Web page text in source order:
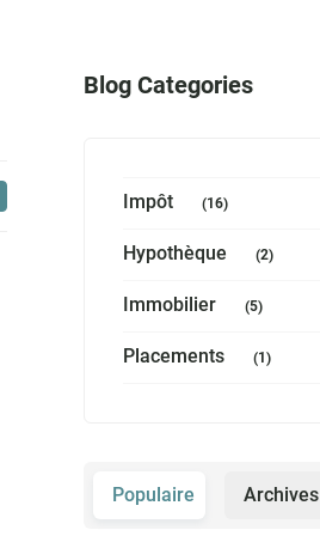
Blog Categories
Impôt (16)
Hypothèque (2)
Immobilier (5)
Placements (1)
Populaire Archives